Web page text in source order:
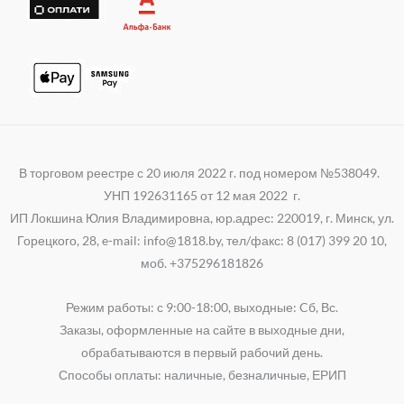
В торговом реестре с 20 июля 2022 г. под номером №538049.
УНП 192631165 от 12 мая 2022 г.
ИП Локшина Юлия Владимировна, юр.адрес: 220019, г. Минск, ул.
Горецкого, 28, e-mail: info@1818.by, тел/факс: 8 (017) 399 20 10,
моб. +375296181826
Режим работы: с 9:00-18:00, выходные: Cб, Вс.
Заказы, оформленные на сайте в выходные дни,
обрабатываются в первый рабочий день.
Способы оплаты: наличные, безналичные, ЕРИП